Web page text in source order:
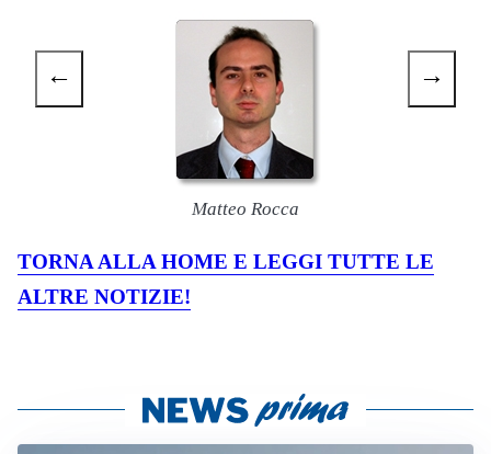
Matteo Rocca
← →
TORNA ALLA HOME E LEGGI TUTTE LE
ALTRE NOTIZIE!